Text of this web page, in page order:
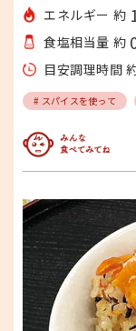
エネルギー 約
食塩相当量 約
目安調理時間
# スパイスを使って
みんな食べてみてね